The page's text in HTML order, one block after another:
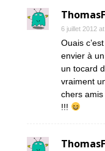
6 juillet 2012
Ouais
envier à
un tocard
vraiment
chers amis
!!!